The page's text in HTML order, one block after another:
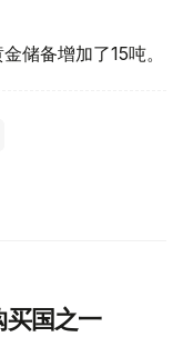
储备增加了15吨。
买国之一